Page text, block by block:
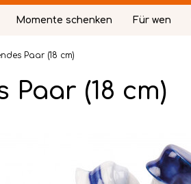
Momente schenken Für wen
Paar (18 cm)
Paar (18 cm)